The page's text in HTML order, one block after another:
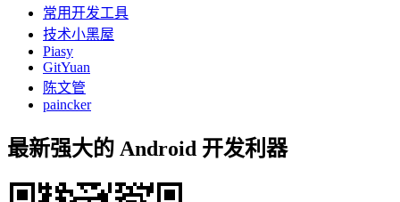
常用开发工具
技术小黑屋
Piasy
GitYuan
陈文管
paincker
最新强大的 Android 开发利器